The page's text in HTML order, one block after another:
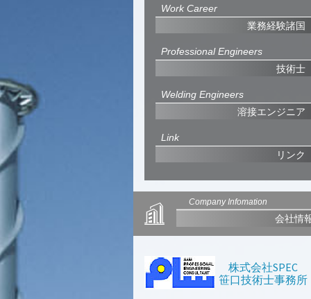
Work Career
業務経験諸国
Professional Engineers
技術士
Welding Engineers
溶接エンジニア
Link
リンク
Company Infomation
会社情
株式会社SPEC
笹口技術士事務所